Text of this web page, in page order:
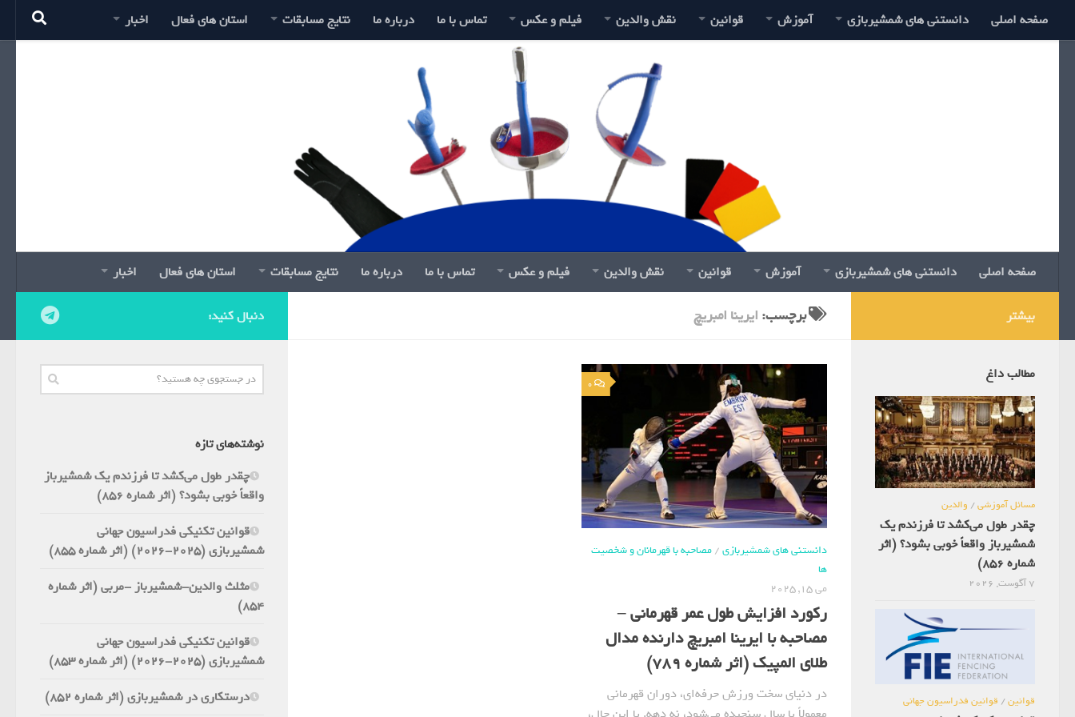
صفحه اصلی دانستنی های شمشیربازی آموزش قوانین نقش والدین فیلم و عکس تماس با ما درباره ما نتایج مسابقات استان های فعال اخبار
صفحه اصلی دانستنی های شمشیربازی آموزش قوانین نقش والدین فیلم و عکس تماس با ما درباره ما نتایج مسابقات استان های فعال اخبار
برچسب: ایرینا امبریچ
0
دانستنی های شمشیربازی/مصاحبه با قهرمانان و شخصیت
ها
می 15, 2025
رکورد افزایش طول عمر قهرمانی –
مصاحبه با ایرینا امبریچ دارنده مدال
طلای المپیک (اثر شماره 789)
در دنیای سخت ورزش حرفه‌ای، دوران قهرمانی
دنبال کنید:
نوشته‌های تازه
چقدر طول می‌کشد تا فرزندم یک شمشیرباز
واقعاً خوبی بشود؟ (اثر شماره 856)
قوانین تکنیکی فدراسیون جهانی
شمشیربازی (2025-2026) (اثر شماره 855)
مثلث والدین-شمشیرباز -مربی (اثر شماره
854)
قوانین تکنیکی فدراسیون جهانی
شمشیربازی (2025-2026) (اثر شماره 853)
درستکاری در شمشیربازی (اثر شماره 852)
بیشتر
مطالب داغ
مسائل آموزشی/ والدین
چقدر طول می‌کشد تا فرزندم یک
شمشیرباز واقعاً خوبی بشود؟ (اثر
شماره 856)
7 آگوست, 2026
قوانین/ قوانین فدراسیون جهانی